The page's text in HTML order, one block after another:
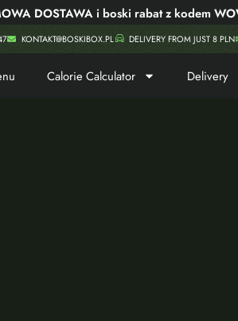
i boski rabat z kodem WOW40!
KONTAKT@BOSKIBOX.PL DELIVERY FROM JUST 8 PLN
Calorie Calculator Delivery